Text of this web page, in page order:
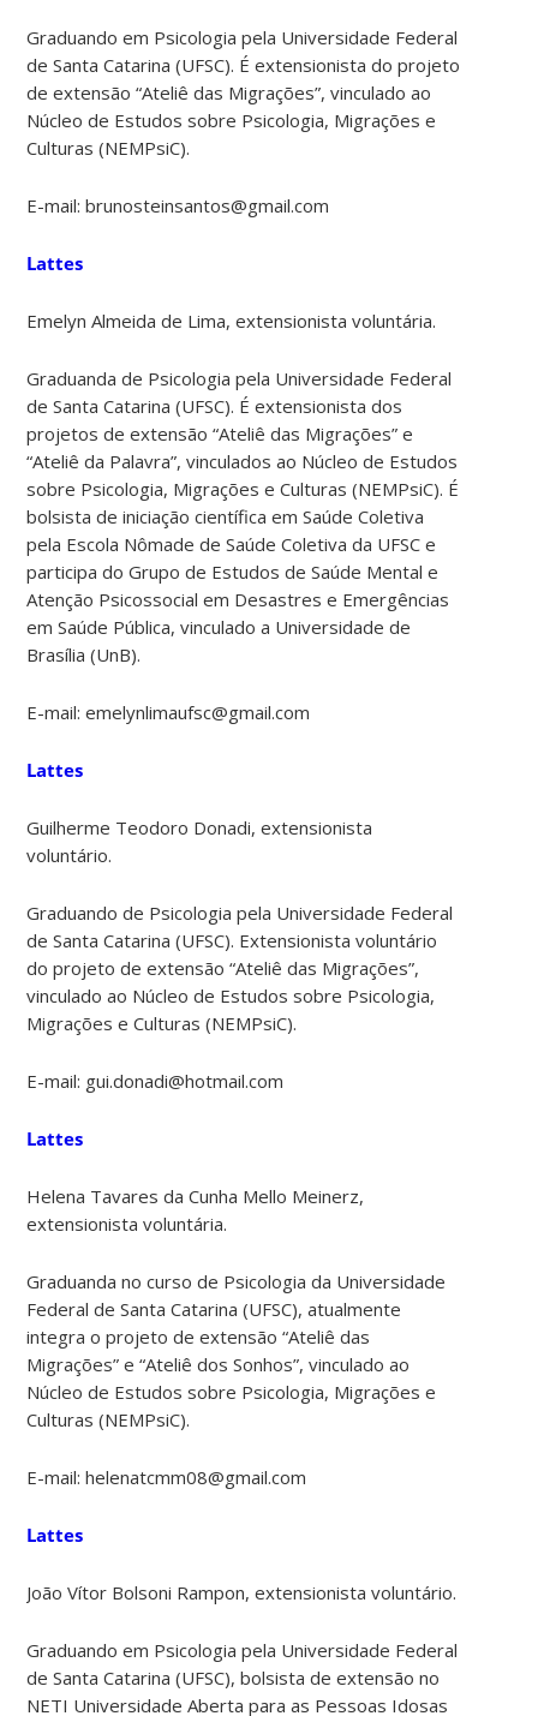
Graduando em Psicologia pela Universidade Federal
de Santa Catarina (UFSC). É extensionista do projeto
de extensão “Ateliê das Migrações”, vinculado ao
Núcleo de Estudos sobre Psicologia, Migrações e
Culturas (NEMPsiC).
E-mail: brunosteinsantos@gmail.com
Lattes
Emelyn Almeida de Lima, extensionista voluntária.
Graduanda de Psicologia pela Universidade Federal
de Santa Catarina (UFSC). É extensionista dos
projetos de extensão “Ateliê das Migrações” e
“Ateliê da Palavra”, vinculados ao Núcleo de Estudos
sobre Psicologia, Migrações e Culturas (NEMPsiC). É
bolsista de iniciação científica em Saúde Coletiva
pela Escola Nômade de Saúde Coletiva da UFSC e
participa do Grupo de Estudos de Saúde Mental e
Atenção Psicossocial em Desastres e Emergências
em Saúde Pública, vinculado a Universidade de
Brasília (UnB).
E-mail: emelynlimaufsc@gmail.com
Lattes
Guilherme Teodoro Donadi, extensionista
voluntário.
Graduando de Psicologia pela Universidade Federal
de Santa Catarina (UFSC). Extensionista voluntário
do projeto de extensão “Ateliê das Migrações”,
vinculado ao Núcleo de Estudos sobre Psicologia,
Migrações e Culturas (NEMPsiC).
E-mail: gui.donadi@hotmail.com
Lattes
Helena Tavares da Cunha Mello Meinerz,
extensionista voluntária.
Graduanda no curso de Psicologia da Universidade
Federal de Santa Catarina (UFSC), atualmente
integra o projeto de extensão “Ateliê das
Migrações” e “Ateliê dos Sonhos”, vinculado ao
Núcleo de Estudos sobre Psicologia, Migrações e
Culturas (NEMPsiC).
E-mail: helenatcmm08@gmail.com
Lattes
João Vítor Bolsoni Rampon, extensionista voluntário.
Graduando em Psicologia pela Universidade Federal
de Santa Catarina (UFSC), bolsista de extensão no
NETI Universidade Aberta para as Pessoas Idosas